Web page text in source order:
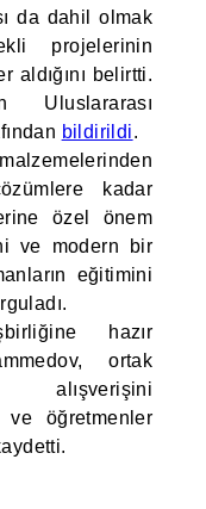
da dahil olmak
projelerinin
aldığını belirtti.
Uluslararası
bildirildi.
kadar
özel önem
ve modern bir
eğitimini
hazır
ortak
ve öğretmenler